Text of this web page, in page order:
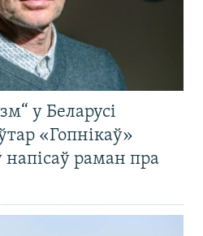
у Беларусі
«Гопнікаў»
напісаў раман пра